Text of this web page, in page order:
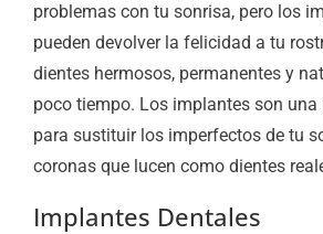
problemas con tu sonrisa, pero los
pueden devolver la felicidad a tu
dientes hermosos, permanentes y
poco tiempo. Los implantes son una
para sustituir los imperfectos de tu
coronas que lucen como dientes
Implantes Dentales